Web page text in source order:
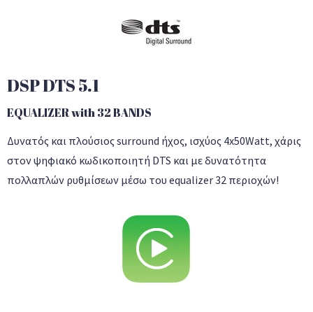
DSP DTS 5.1
EQUALIZER with 32 BANDS
Δυνατός και πλούσιος surround ήχος, ισχύος 4x50Watt, χάρις
στον ψηφιακό κωδικοποιητή DTS και με δυνατότητα
πολλαπλών ρυθμίσεων μέσω του equalizer 32 περιοχών!